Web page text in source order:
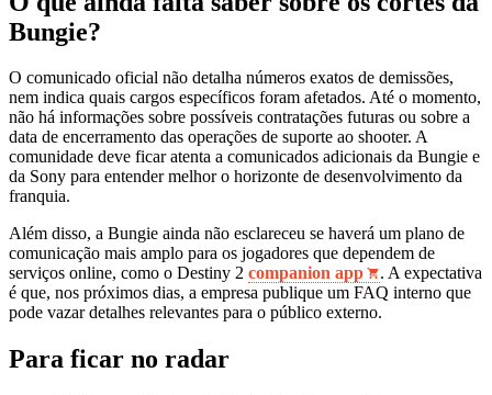
Bungie?
O comunicado oficial não detalha números exatos de demissões,
nem indica quais cargos específicos foram afetados. Até o momento,
não há informações sobre possíveis contratações futuras ou sobre a
data de encerramento das operações de suporte ao shooter. A
comunidade deve ficar atenta a comunicados adicionais da Bungie e
da Sony para entender melhor o horizonte de desenvolvimento da
franquia.
Além disso, a Bungie ainda não esclareceu se haverá um plano de
comunicação mais amplo para os jogadores que dependem de
serviços online, como o Destiny 2 companion app
. A expectativa
é que, nos próximos dias, a empresa publique um FAQ interno que
pode vazar detalhes relevantes para o público externo.
Para ficar no radar